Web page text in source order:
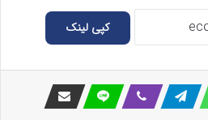
کپی لینک